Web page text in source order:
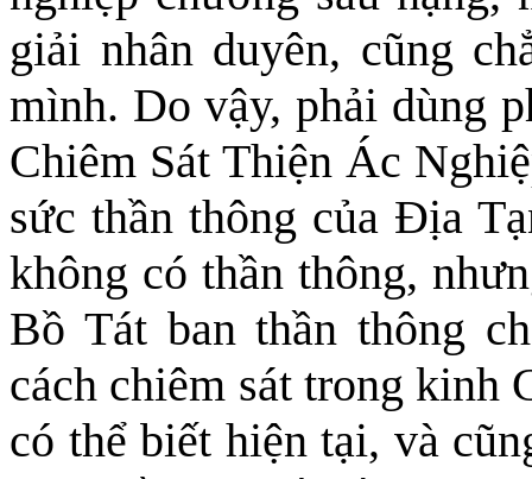
giải nhân duyên, cũng
mình. Do vậy, phải dùng
Chiêm Sát Thiện Ác
sức thần thông của Địa
không có thần thông,
Bồ Tát ban thần thông
cách chiêm sát trong kinh
có thể biết hiện tại, và